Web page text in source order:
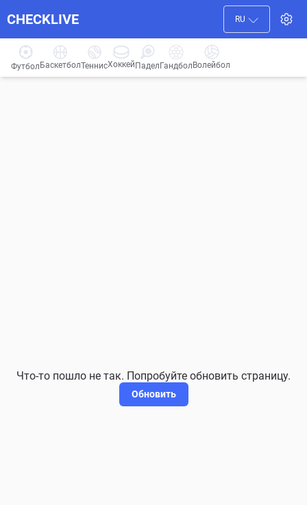
CHECKLIVE RU
Футбол БаскетболТеннисХоккей ПаделГандбол Волейбол
Что-то пошло не так. Попробуйте обновить страницу.
Обновить